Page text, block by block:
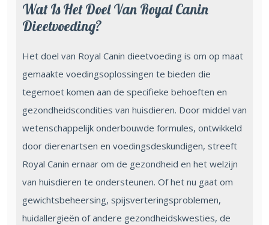
Wat Is Het Doel Van Royal Canin
Dieetvoeding?
Het doel van Royal Canin dieetvoeding is om op maat
gemaakte voedingsoplossingen te bieden die
tegemoet komen aan de specifieke behoeften en
gezondheidscondities van huisdieren. Door middel van
wetenschappelijk onderbouwde formules, ontwikkeld
door dierenartsen en voedingsdeskundigen, streeft
Royal Canin ernaar om de gezondheid en het welzijn
van huisdieren te ondersteunen. Of het nu gaat om
gewichtsbeheersing, spijsverteringsproblemen,
huidallergieën of andere gezondheidskwesties, de